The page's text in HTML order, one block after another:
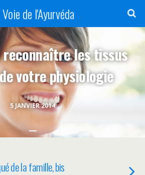
Voie de l'Ayurvéda
5 JANVIER 2014
reconnaître les tissus
votre physiologie
de la famille, bis